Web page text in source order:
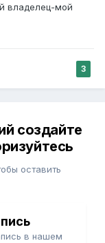
владелец-мой
3
создайте
оставить
в нашем